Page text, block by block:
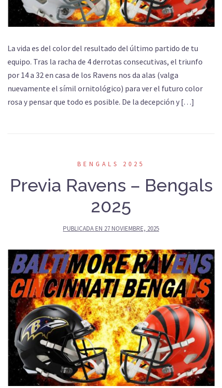
La vida es del color del resultado del último partido de tu
equipo. Tras la racha de 4 derrotas consecutivas, el triunfo
por 14 a 32 en casa de los Ravens nos da alas (valga
nuevamente el símil ornitológico) para ver el futuro color
rosa y pensar que todo es posible. De la decepción y […]
BENGALS 2025
Previa Ravens – Bengals
2025
PUBLICADA EN 27 NOVIEMBRE, 2025